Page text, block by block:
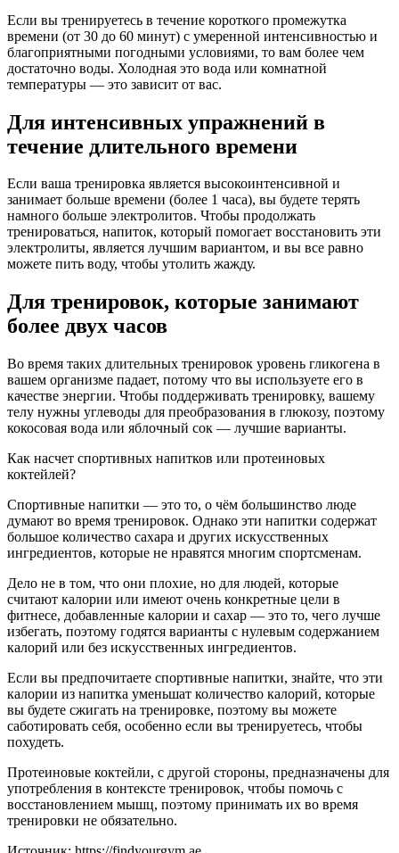
Если вы тренируетесь в течение короткого промежутка
времени (от 30 до 60 минут) с умеренной интенсивностью и
благоприятными погодными условиями, то вам более чем
достаточно воды. Холодная это вода или комнатной
температуры — это зависит от вас.
Для интенсивных упражнений в
течение длительного времени
Если ваша тренировка является высокоинтенсивной и
занимает больше времени (более 1 часа), вы будете терять
намного больше электролитов. Чтобы продолжать
тренироваться, напиток, который помогает восстанов­ить эти
электролиты, является лучшим вариантом, и вы все равно
можете пить воду, чтобы утолить жажду.
Для тренировок, которые занимают
более двух часов
Во время таких длительных тренировок уровень гликогена в
вашем организме падает, потому что вы используете его в
качестве энергии. Чтобы поддерживать тренировку, вашему
телу нужны углеводы для преобразова­ния в глюкозу, поэтому
кокосовая вода или яблочный сок — лучшие варианты.
Как насчет спортивных напитков или протеиновых
коктейлей?
Спортивные напитки — это то, о чём большинство люде
думают во время тренировок. Однако эти напитки содержат
большое количество сахара и других искусственных
ингредиентов, которые не нравятся многим спортсменам.
Дело не в том, что они плохие, но для людей, которые
считают калории или имеют очень конкретные цели в
фитнесе, добавленные калории и сахар — это то, чего лучше
избегать, поэтому годятся варианты с нулевым содержанием
калорий или без искусственных ингредиентов.
Если вы предпочитаете спортивные напитки, знайте, что эти
калории из напитка уменьшат количество калорий, которые
вы будете сжигать на тренировке, поэтому вы можете
саботировать себя, особенно если вы тренируетесь, чтобы
похудеть.
Протеиновые коктейли, с другой стороны, предназначены для
употребления в контексте тренировок, чтобы помочь с
восстанов­лением мышц, поэтому принимать их во время
тренировки не обязательно.